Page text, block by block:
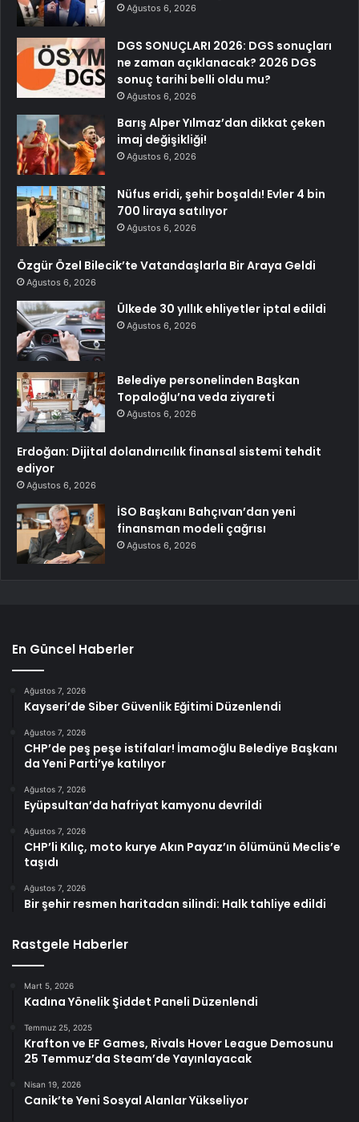
Ağustos 6, 2026
DGS SONUÇLARI 2026: DGS sonuçları
ne zaman açıklanacak? 2026 DGS
sonuç tarihi belli oldu mu?
Ağustos 6, 2026
Barış Alper Yılmaz’dan dikkat çeken
imaj değişikliği!
Ağustos 6, 2026
Nüfus eridi, şehir boşaldı! Evler 4 bin
700 liraya satılıyor
Ağustos 6, 2026
Özgür Özel Bilecik’te Vatandaşlarla Bir Araya Geldi
Ağustos 6, 2026
Ülkede 30 yıllık ehliyetler iptal edildi
Ağustos 6, 2026
Belediye personelinden Başkan
Topaloğlu’na veda ziyareti
Ağustos 6, 2026
Erdoğan: Dijital dolandırıcılık finansal sistemi tehdit
ediyor
Ağustos 6, 2026
İSO Başkanı Bahçıvan’dan yeni
finansman modeli çağrısı
Ağustos 6, 2026
En Güncel Haberler
Ağustos 7, 2026
Kayseri’de Siber Güvenlik Eğitimi Düzenlendi
Ağustos 7, 2026
CHP’de peş peşe istifalar! İmamoğlu Belediye Başkanı
da Yeni Parti’ye katılıyor
Ağustos 7, 2026
Eyüpsultan’da hafriyat kamyonu devrildi
Ağustos 7, 2026
CHP’li Kılıç, moto kurye Akın Payaz’ın ölümünü Meclis’e
taşıdı
Ağustos 7, 2026
Bir şehir resmen haritadan silindi: Halk tahliye edildi
Rastgele Haberler
Mart 5, 2026
Kadına Yönelik Şiddet Paneli Düzenlendi
Temmuz 25, 2025
Krafton ve EF Games, Rivals Hover League Demosunu
25 Temmuz’da Steam’de Yayınlayacak
Nisan 19, 2026
Canik’te Yeni Sosyal Alanlar Yükseliyor